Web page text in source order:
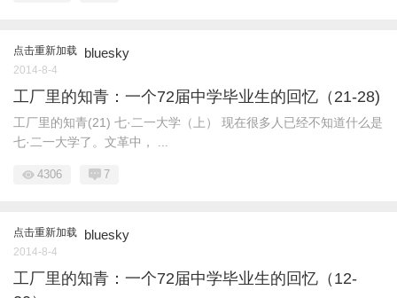
点击重新加载 bluesky
2014-8-4
工厂里的知青：一个72届中学毕业生的回忆（21-28)
工厂里的知青(21) 七·二一大学（上） 现在很多人已经不知道什么是
七·二一大学了。文革中， ...
4306 7
点击重新加载 bluesky
2014-8-4
工厂里的知青：一个72届中学毕业生的回忆（12-